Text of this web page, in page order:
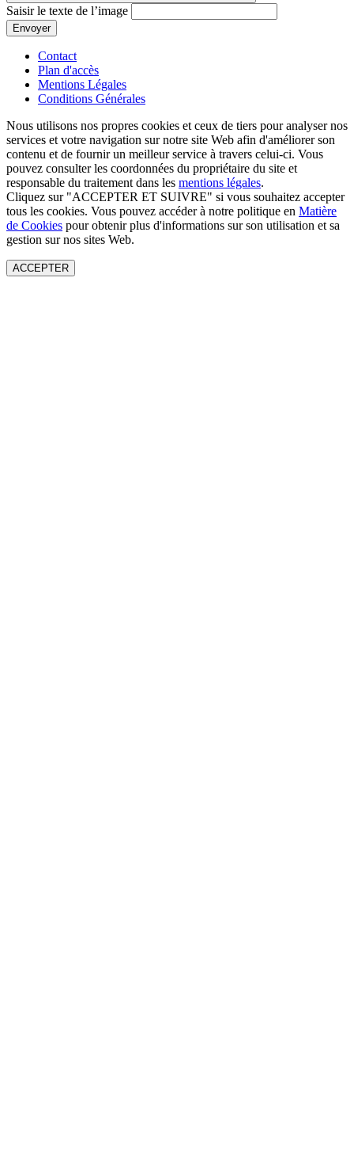
Saisir le texte de l’image
Envoyer
Contact
Plan d'accès
Mentions Légales
Conditions Générales
Nous utilisons nos propres cookies et ceux de tiers pour analyser nos
services et votre navigation sur notre site Web afin d'améliorer son
contenu et de fournir un meilleur service à travers celui-ci. Vous
pouvez consulter les coordonnées du propriétaire du site et
responsable du traitement dans les mentions légales.
Cliquez sur "ACCEPTER ET SUIVRE" si vous souhaitez accepter
tous les cookies. Vous pouvez accéder à notre politique en Matière
de Cookies pour obtenir plus d'informations sur son utilisation et sa
gestion sur nos sites Web.
ACCEPTER